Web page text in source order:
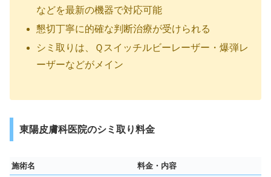
などを最新の機器で対応可能
懇切丁寧に的確な判断治療が受けられる
シミ取りは、Ｑスイッチルビーレーザー・爆弾レ
ーザーなどがメイン
東陽皮膚科医院のシミ取り料金
施術名
料金・内容